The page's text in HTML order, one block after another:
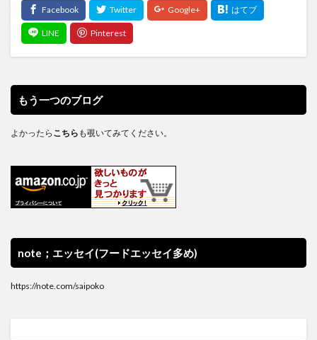
もう一つのブログ
よかったら こちら も覗いてみてください。
note；エッセイ(フードエッセイ多め)
https://note.com/saipoko